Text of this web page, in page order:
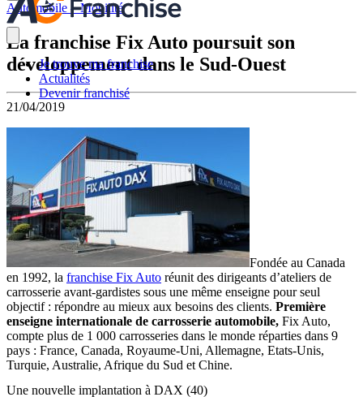
Je trouve ma franchise
Actualités
Devenir franchisé
Automobile – Mobilité
La franchise Fix Auto poursuit son
développement dans le Sud-Ouest
21/04/2019
Fondée au Canada
en 1992, la franchise Fix Auto réunit des dirigeants d’ateliers de
carrosserie avant-gardistes sous une même enseigne pour seul
objectif : répondre au mieux aux besoins des clients. Première
enseigne internationale de carrosserie automobile, Fix Auto,
compte plus de 1 000 carrosseries dans le monde réparties dans 9
pays : France, Canada, Royaume-Uni, Allemagne, Etats-Unis,
Turquie, Australie, Afrique du Sud et Chine.
Une nouvelle implantation à DAX (40)